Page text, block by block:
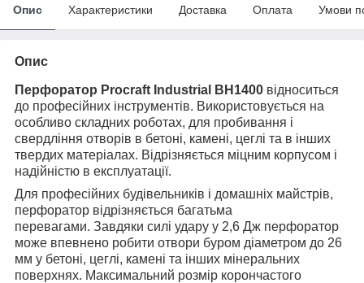
Опис Характеристики Доставка Оплата Умови
Опис
Перфоратор Procraft Industrial BH1400 відноситься
до професійних інструментів. Використовується на
особливо складних роботах, для пробивання і
свердління отворів в бетоні, камені, цеглі та в інших
твердих матеріалах. Відрізняється міцним корпусом і
надійністю в експлуатації.
Для професійних будівельників і домашніх майстрів,
перфоратор відрізняється багатьма
перевагами. Завдяки силі удару у 2,6 Дж перфоратор
може впевнено робити отвори буром діаметром до 26
мм у бетоні, цеглі, камені та інших мінеральних
поверхнях. Максимальний розмір корончастого